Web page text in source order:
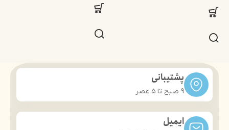
پشتیبانی
9 صبح تا ۵ عصر
ایمیل